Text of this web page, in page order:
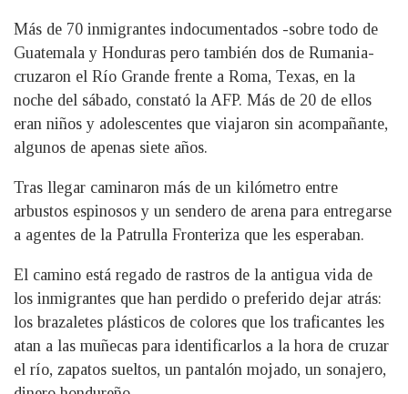
Más de 70 inmigrantes indocumentados -sobre todo de
Guatemala y Honduras pero también dos de Rumania-
cruzaron el Río Grande frente a Roma, Texas, en la
noche del sábado, constató la AFP. Más de 20 de ellos
eran niños y adolescentes que viajaron sin acompañante,
algunos de apenas siete años.
Tras llegar caminaron más de un kilómetro entre
arbustos espinosos y un sendero de arena para entregarse
a agentes de la Patrulla Fronteriza que les esperaban.
El camino está regado de rastros de la antigua vida de
los inmigrantes que han perdido o preferido dejar atrás:
los brazaletes plásticos de colores que los traficantes les
atan a las muñecas para identificarlos a la hora de cruzar
el río, zapatos sueltos, un pantalón mojado, un sonajero,